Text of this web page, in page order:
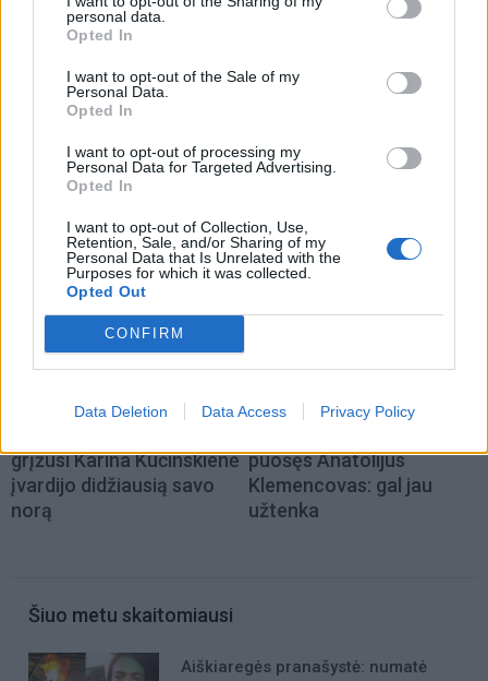
personal data.
Opted In
I want to opt-out of the Sale of my
Personal Data.
Opted In
I want to opt-out of processing my
Personal Data for Targeted Advertising.
Opted In
I want to opt-out of Collection, Use,
Retention, Sale, and/or Sharing of my
Personal Data that Is Unrelated with the
Purposes for which it was collected.
Opted Out
CONFIRM
Data Deletion Data Access Privacy Policy
Klaipėdos sukilėlių vadovybė. Budrys sėdi viduryje
grįžusi Karina Kučinskienė
įvardijo didžiausią savo
norą
puošęs Anatolijus
Klemencovas: gal jau
užtenka
Šiuo metu skaitomiausi
Aiškiaregės pranašystė: numatė